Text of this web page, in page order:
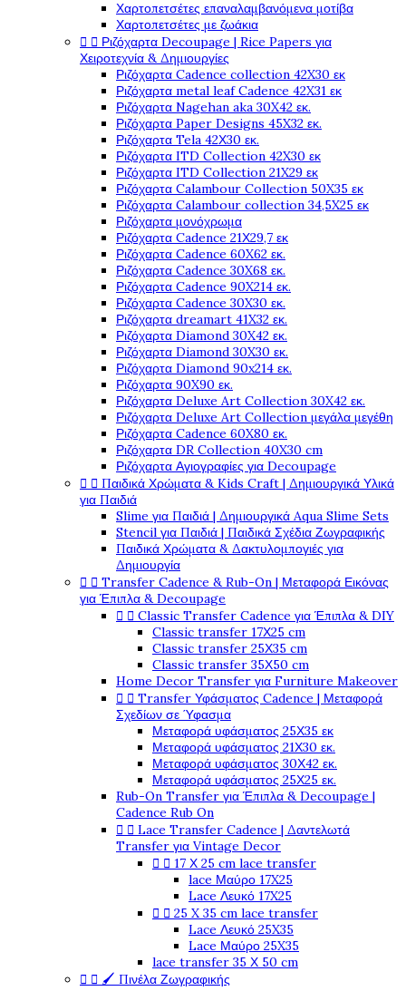
Χαρτοπετσέτες επαναλαμβανόμενα μοτίβα
Χαρτοπετσέτες με ζωάκια
  Ριζόχαρτα Decoupage | Rice Papers για
Χειροτεχνία & Δημιουργίες
Ριζόχαρτα Cadence collection 42X30 εκ
Ριζόχαρτα metal leaf Cadence 42X31 εκ
Ριζόχαρτα Nagehan aka 30X42 εκ.
Ριζόχαρτα Paper Designs 45X32 εκ.
Ριζόχαρτα Tela 42Χ30 εκ.
Ριζόχαρτα ITD Collection 42X30 εκ
Ριζόχαρτα ITD Collection 21X29 εκ
Ριζόχαρτα Calambour Collection 50X35 εκ
Ριζόχαρτα Calambour collection 34,5X25 εκ
Ριζόχαρτα μονόχρωμα
Ριζόχαρτα Cadence 21Χ29,7 εκ
Ριζόχαρτα Cadence 60X62 εκ.
Ριζόχαρτα Cadence 30X68 εκ.
Ριζόχαρτα Cadence 90X214 εκ.
Ριζόχαρτα Cadence 30X30 εκ.
Ριζόχαρτα dreamart 41X32 εκ.
Ριζόχαρτα Diamond 30X42 εκ.
Ριζόχαρτα Diamond 30X30 εκ.
Ριζόχαρτα Diamond 90x214 εκ.
Ριζόχαρτα 90X90 εκ.
Ριζόχαρτα Deluxe Art Collection 30X42 εκ.
Ριζόχαρτα Deluxe Art Collection μεγάλα μεγέθη
Ριζόχαρτα Cadence 60X80 εκ.
Ριζόχαρτα DR Collection 40X30 cm
Ριζόχαρτα Αγιογραφίες για Decoupage
  Παιδικά Χρώματα & Kids Craft | Δημιουργικά Υλικά
για Παιδιά
Slime για Παιδιά | Δημιουργικά Aqua Slime Sets
Stencil για Παιδιά | Παιδικά Σχέδια Ζωγραφικής
Παιδικά Χρώματα & Δακτυλομπογιές για
Δημιουργία
  Transfer Cadence & Rub-On | Μεταφορά Εικόνας
για Έπιπλα & Decoupage
  Classic Transfer Cadence για Έπιπλα & DIY
Classic transfer 17Χ25 cm
Classic transfer 25Χ35 cm
Classic transfer 35Χ50 cm
Home Decor Transfer για Furniture Makeover
  Transfer Υφάσματος Cadence | Μεταφορά
Σχεδίων σε Ύφασμα
Μεταφορά υφάσματος 25Χ35 εκ
Μεταφορά υφάσματος 21Χ30 εκ.
Μεταφορά υφάσματος 30Χ42 εκ.
Μεταφορά υφάσματος 25Χ25 εκ.
Rub-On Transfer για Έπιπλα & Decoupage |
Cadence Rub On
  Lace Transfer Cadence | Δαντελωτά
Transfer για Vintage Decor
  17 Χ 25 cm lace transfer
lace Μαύρο 17X25
Lace Λευκό 17X25
  25 X 35 cm lace transfer
Lace Λευκό 25X35
Lace Μαύρο 25X35
lace transfer 35 Χ 50 cm
  🖌️ Πινέλα Ζωγραφικής